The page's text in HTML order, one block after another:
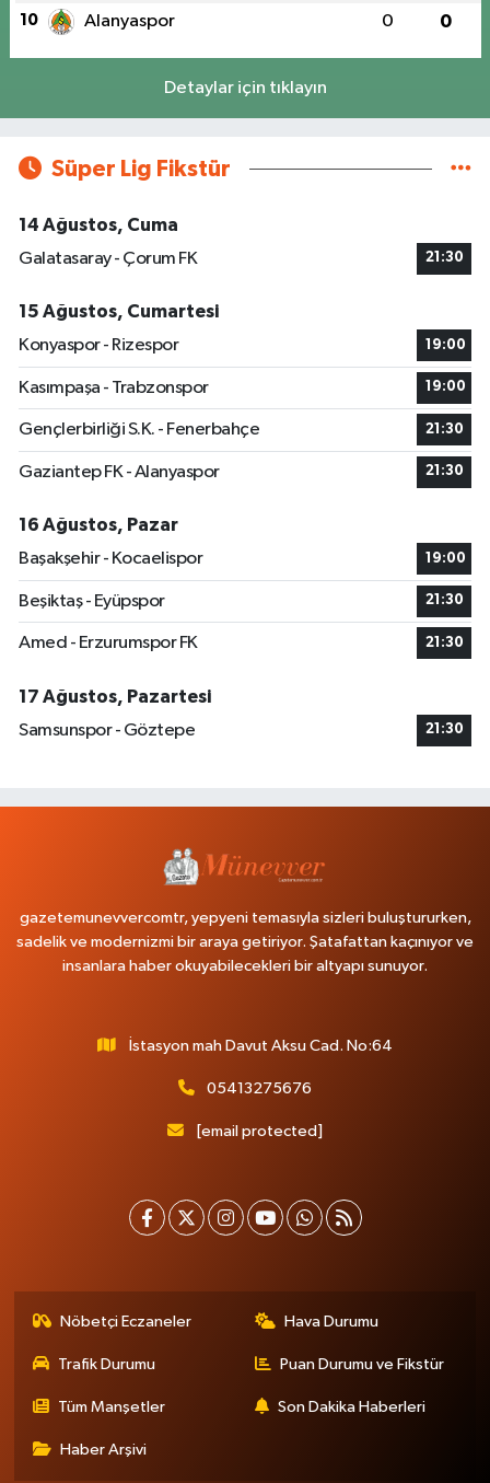
10 Alanyaspor 0 0
Detaylar için tıklayın
Süper Lig Fikstür
14 Ağustos, Cuma
Galatasaray - Çorum FK
21:30
15 Ağustos, Cumartesi
Konyaspor - Rizespor
19:00
Kasımpaşa - Trabzonspor 19:00
Gençlerbirliği S.K. - Fenerbahçe 21:30
Gaziantep FK - Alanyaspor 21:30
16 Ağustos, Pazar
Başakşehir - Kocaelispor
19:00
Beşiktaş - Eyüpspor 21:30
Amed - Erzurumspor FK 21:30
17 Ağustos, Pazartesi
Samsunspor - Göztepe
21:30
gazetemunevvercomtr, yepyeni temasıyla sizleri buluştururken,
sadelik ve modernizmi bir araya getiriyor. Şatafattan kaçınıyor ve
insanlara haber okuyabilecekleri bir altyapı sunuyor.
İstasyon mah Davut Aksu Cad. No:64
05413275676
[email protected]
Nöbetçi Eczaneler Hava Durumu
Trafik Durumu Puan Durumu ve Fikstür
Tüm Manşetler Son Dakika Haberleri
Haber Arşivi